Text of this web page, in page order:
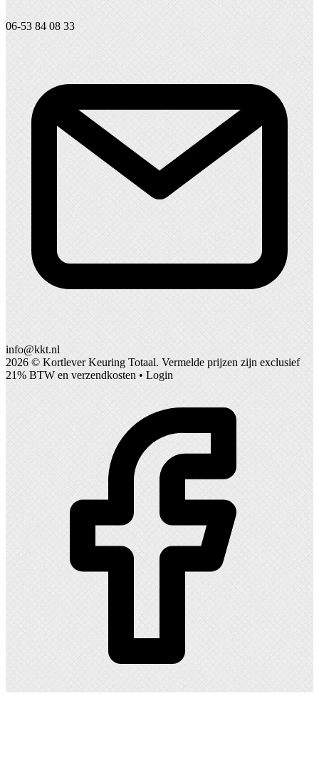
06-53 84 08 33
info@kkt.nl
2026 © Kortlever Keuring Totaal. Vermelde prijzen zijn exclusief
21% BTW en verzendkosten • Login